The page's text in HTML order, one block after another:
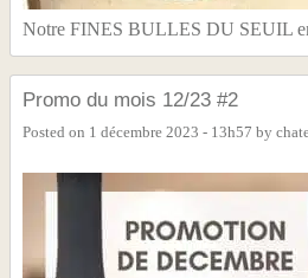
Notre FINES BULLES DU SEUIL
Promo du mois 12/23 #2
Posted on 1 décembre 2023 - 13h57 by